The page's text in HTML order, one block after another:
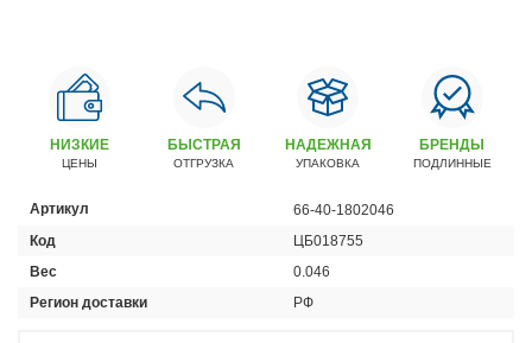
+7 (4162) 22-95-09
+7 (4162) 22-95-79
+7 (4162) 22–95–69
График работы: ПН-ПТ с 8.30 до 18.00 (+6 по МСК)
НИЗКИЕ
ЦЕНЫ
БЫСТРАЯ
ОТГРУЗКА
НАДЕЖНАЯ
УПАКОВКА
БРЕНДЫ
ПОДЛИННЫЕ
Артикул
66-40-1802046
Код
ЦБ018755
Вес
0.046
Регион доставки
РФ